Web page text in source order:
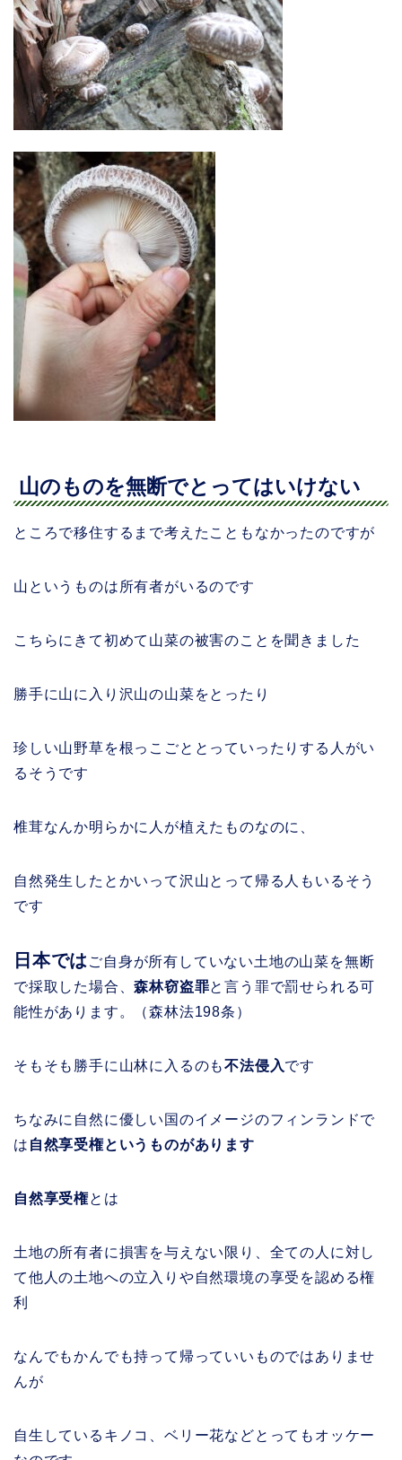
山のものを無断でとってはいけない
ところで移住するまで考えたこともなかったのですが
山というものは所有者がいるのです
こちらにきて初めて山菜の被害のことを聞きました
勝手に山に入り沢山の山菜をとったり
珍しい山野草を根っこごととっていったりする人がい
るそうです
椎茸なんか明らかに人が植えたものなのに、
自然発生したとかいって沢山とって帰る人もいるそう
です
日本では ご自身が所有していない土地の山菜を無断
で採取した場合、森林窃盗罪と言う罪で罰せられる可
能性があります。（森林法198条）
そもそも勝手に山林に入るのも不法侵入です
ちなみに自然に優しい国のイメージのフィンランドで
は 自然享受権というものがあります
自然享受権とは
土地の所有者に損害を与えない限り、全ての人に対し
て他人の土地への立入りや自然環境の享受を認める権
利
なんでもかんでも持って帰っていいものではありませ
んが
自生しているキノコ、ベリー花などとってもオッケー